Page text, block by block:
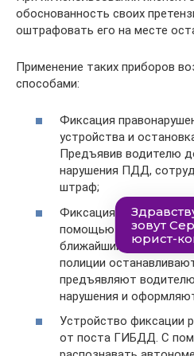
обоснованность своих
оштрафовать его на месте
Применение таких приборов
способами:
Фиксация
устройства и
Предъявив водителю
нарушения ПДД,
штраф;
Фиксация нарушения
помощью устройства
ближайший пост
полиции
предъявляют
нарушения и
Устройство фиксации
от поста ГИБДД. С